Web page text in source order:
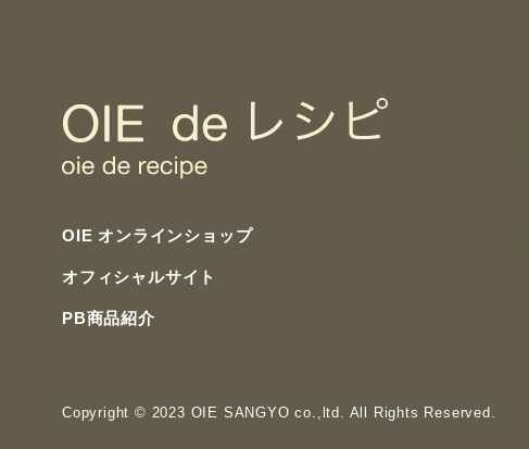
OIE オンラインショップ
オフィシャルサイト
PB商品紹介
Copyright © 2023 OIE SANGYO co.,ltd. All Rights Reserved.